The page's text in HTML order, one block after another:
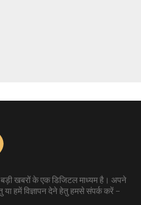
बड़ी खबरों के एक डिजिटल माध्यम है। अपने
हमें विज्ञापन देने हेतु हमसे संपर्क करें -